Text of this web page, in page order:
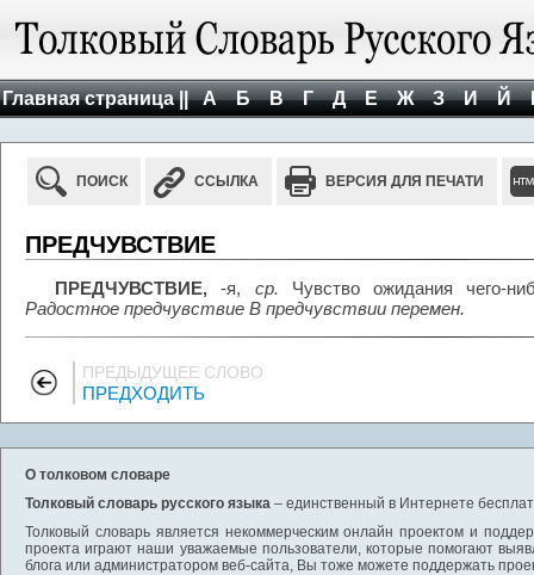
Главная страница || А Б В Г Д Е Ж З И Й
ПОИСК ССЫЛКА ВЕРСИЯ ДЛЯ ПЕЧАТИ
ПРЕДЧУВСТВИЕ
ПРЕДЧУВСТВИЕ, -я, ср. Чувство ожидания чего-
Радостное предчувствие В предчувствии перемен.
ПРЕДЫДУЩЕЕ СЛОВО
ПРЕДХОДИТЬ
О толковом словаре
Толковый словарь русского языка – единственный в Интернете
Толковый словарь является некоммерческим онлайн проектом и
проекта играют наши уважаемые пользователи, которые помогают
блога или администратором веб-сайта, Вы тоже можете поддержать